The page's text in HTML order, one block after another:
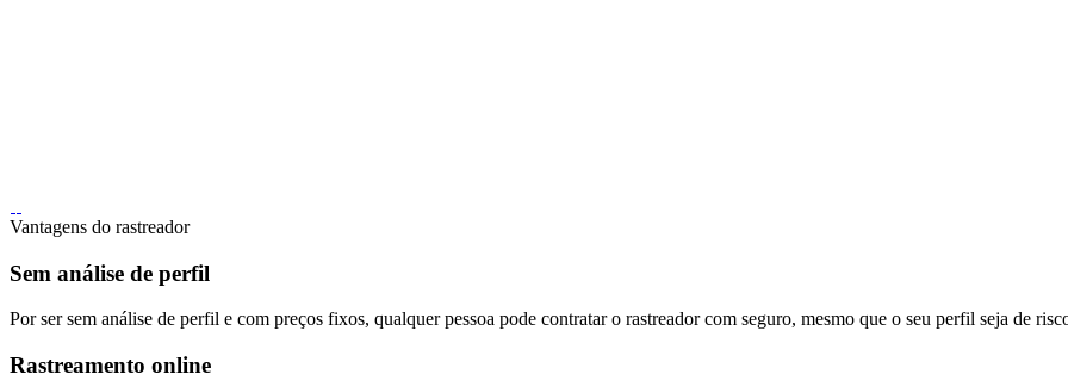
Vantagens do rastreador
Sem análise de perfil
Por ser sem análise de perfil e com preços fixos, qualquer pessoa pode contratar o rastreador com seguro, mesmo que o seu perfil seja de
Rastreamento online